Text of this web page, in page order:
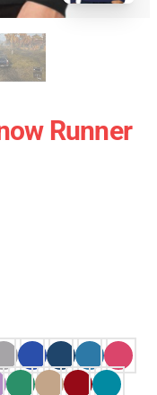
Runner